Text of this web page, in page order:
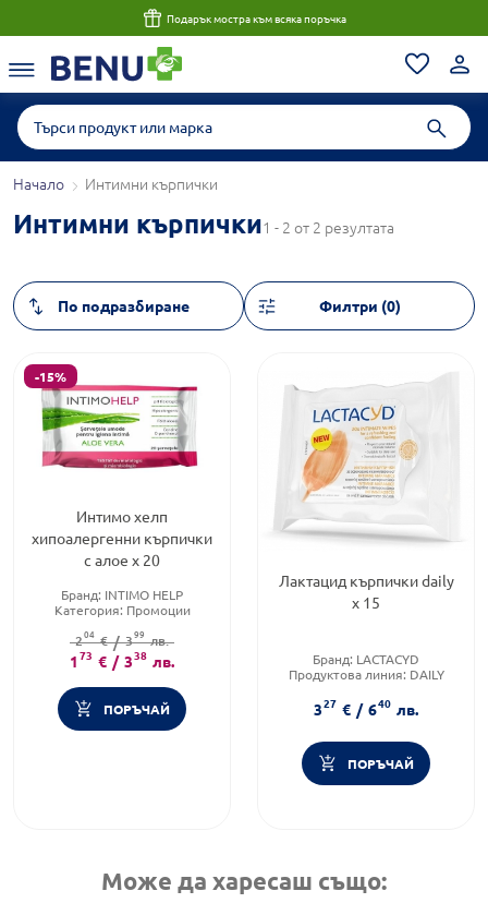
Консултация с магистър-фармацевт до 1 час
Начало Интимни кърпички
Интимни кърпички1 - 2 от 2 резултата
Филтри (0)
-15%
Интимо хелп
хипоалергенни кърпички
с алое х 20
Бранд: INTIMO HELP
Категория: Промоции
кърпички
204€ / 399 лв.
173 € / 338 лв.
ПОРЪЧАЙ
Лактацид кърпички daily
х 15
Бранд: LACTACYD
Продуктова линия: DAILY
кърпички
327 € / 640 лв.
ПОРЪЧАЙ
Може да харесаш също: